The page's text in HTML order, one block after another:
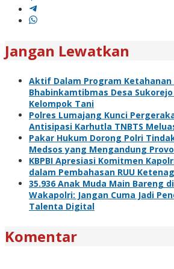
Jangan Lewatkan
Aktif Dalam Program Ketahanan
Bhabinkamtibmas Desa
Kelompok Tani
Polres Lumajang Kunci
Antisipasi Karhutla TNBTS
Pakar Hukum Dorong Polri
Medsos yang Mengandung
KBPBI Apresiasi Komitmen
dalam Pembahasan RUU
35.936 Anak Muda Main Bareng
Wakapolri: Jangan Cuma Jadi
Talenta Digital
Komentar